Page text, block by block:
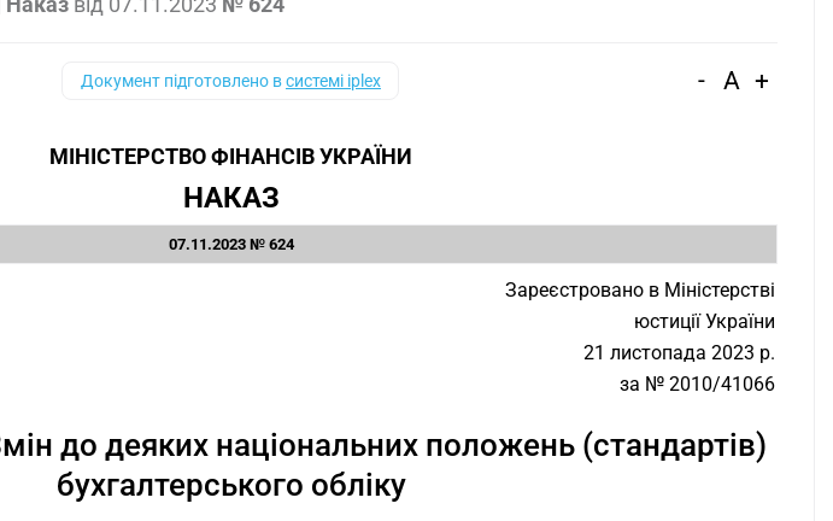
Документ підготовлено всистемі iplex - A +
МІНІСТЕРСТВО ФІНАНСІВ УКРАЇНИ
НАКАЗ
07.11.2023 № 624
Зареєстровано в Міністерстві
юстиції України
21 листопада 2023 р.
за № 2010/41066
до деяких національних положень (стандартів)
бухгалтерського обліку